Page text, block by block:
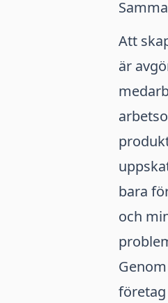
Att
är
bara
och